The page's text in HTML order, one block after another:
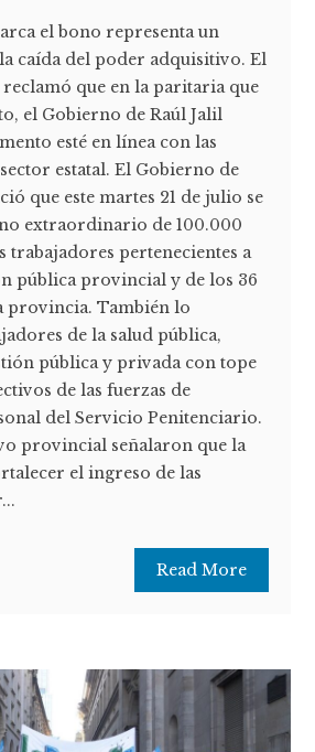
el bono representa un
caída del poder adquisitivo. El
que en la paritaria que
el Gobierno de Raúl Jalil
esté en línea con las
estatal. El Gobierno de
que este martes 21 de julio se
extraordinario de 100.000
trabajadores pertenecientes a
pública provincial y de los 36
provincia. También lo
de la salud pública,
pública y privada con tope
de las fuerzas de
del Servicio Penitenciario.
provincial señalaron que la
el ingreso de las
Read More